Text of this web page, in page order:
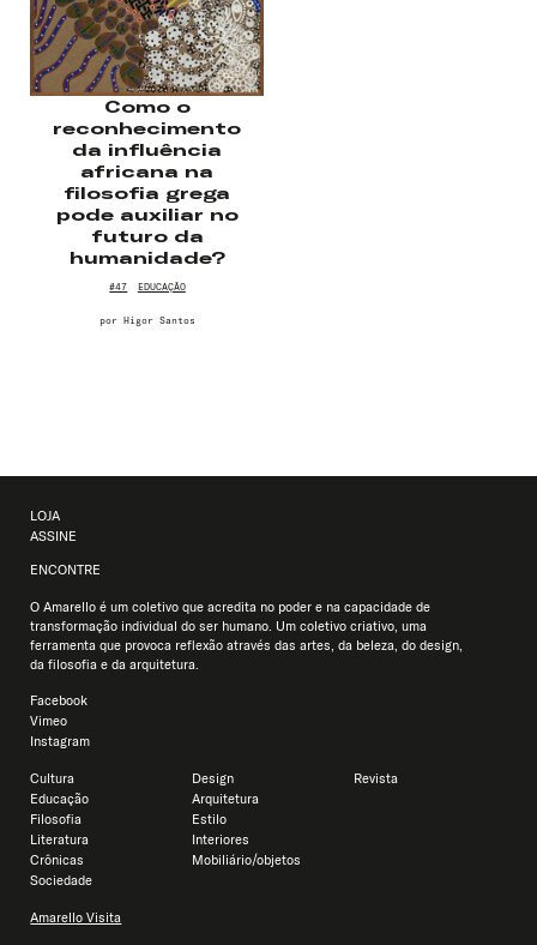
Como o
reconhecimento
da influência
africana na
filosofia grega
pode auxiliar no
futuro da
humanidade?
#47 EDUCAÇÃO
por Higor Santos
LOJA
ASSINE
ENCONTRE
O Amarello é um coletivo que acredita no poder e na capacidade de
transformação individual do ser humano. Um coletivo criativo, uma
ferramenta que provoca reflexão através das artes, da beleza, do design,
da filosofia e da arquitetura.
Facebook
Vimeo
Instagram
Cultura
Educação
Filosofia
Literatura
Crônicas
Sociedade
Design
Arquitetura
Estilo
Interiores
Mobiliário/objetos
Revista
Amarello Visita